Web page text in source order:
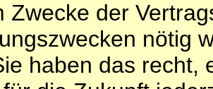
Zwecke der
nötig
haben das recht,